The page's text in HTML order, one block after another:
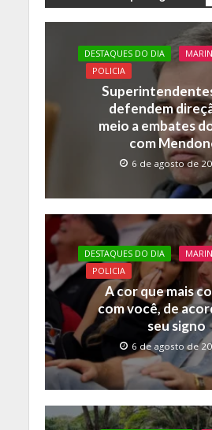
b
o
o
er s
A
p
p
y
Li
n
k
DESTAQUES DO DIA
POLICIA
defendem
meio a embates
com
6 de agosto de
DESTAQUES DO DIA
POLICIA
A cor que mais
com você, de
seu signo
6 de agosto de